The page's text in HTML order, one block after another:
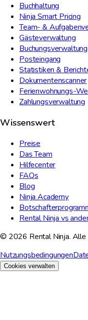
Buchhaltung
Ninja Smart Pricing
Team- &
Gästeverwaltung
Buchungsverwaltung
Posteingang
Statistiken &
Dokumentenscanner
Ferienwohnungs-
Zahlungsverwaltung
Wissenswert
Preise
Das Team
Hilfecenter
FAQs
Blog
Ninja Academy
Rental Ninja vs
© 2026 Rental Ninja. Alle
Nutzungsbedingungen
Cookies verwalten